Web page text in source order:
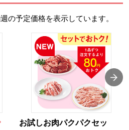
の予定価格を表示しています。
お試しお肉パクパクセッ